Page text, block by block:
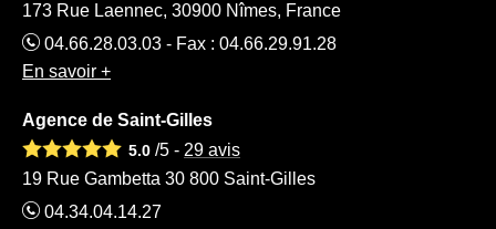
173 Rue Laennec, 30900 Nîmes, France
04.66.28.03.03 - Fax : 04.66.29.91.28
En savoir +
Agence de Saint-Gilles
5.0 /5 - 29 avis
19 Rue Gambetta 30 800 Saint-Gilles
04.34.04.14.27